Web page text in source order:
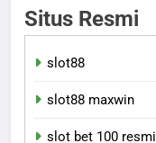
Situs Resmi
slot88
slot88 maxwin
slot bet 100 resmi